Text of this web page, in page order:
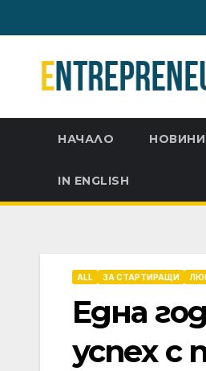
to
content
НАЧАЛО НОВИНИ
IN ENGLISH
ALL ЗА СТАРТИРАЩИ
Една
успех с